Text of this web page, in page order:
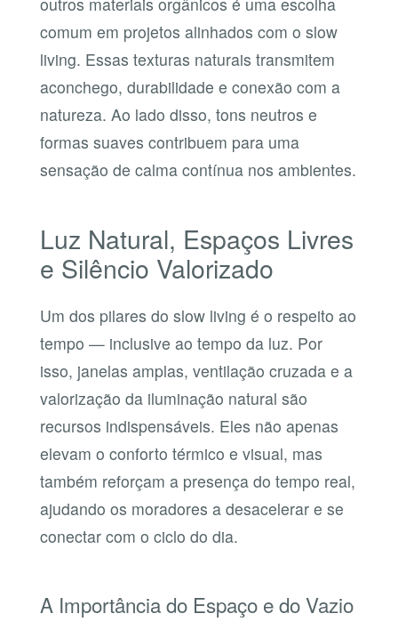
comum em projetos alinhados com o slow
living. Essas texturas naturais transmitem
aconchego, durabilidade e conexão com a
natureza. Ao lado disso, tons neutros e
formas suaves contribuem para uma
sensação de calma contínua nos ambientes.
Luz Natural, Espaços Livres
e Silêncio Valorizado
Um dos pilares do slow living é o respeito ao
tempo — inclusive ao tempo da luz. Por
isso, janelas amplas, ventilação cruzada e a
valorização da iluminação natural são
recursos indispensáveis. Eles não apenas
elevam o conforto térmico e visual, mas
também reforçam a presença do tempo real,
ajudando os moradores a desacelerar e se
conectar com o ciclo do dia.
A Importância do Espaço e do Vazio